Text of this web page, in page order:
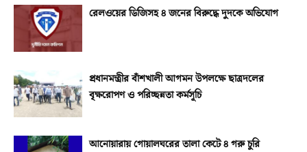
রেলওয়ের ডিজিসহ ৪ জনের বিরুদ্ধে দুদকে অভিযোগ
প্রধানমন্ত্রীর বাঁশখালী আগমন উপলক্ষে ছাত্রদলের
বৃক্ষরোপণ ও পরিচ্ছন্নতা কর্মসূচি
আনোয়ারায় গোয়ালঘরের তালা কেটে ৪ গরু চুরি